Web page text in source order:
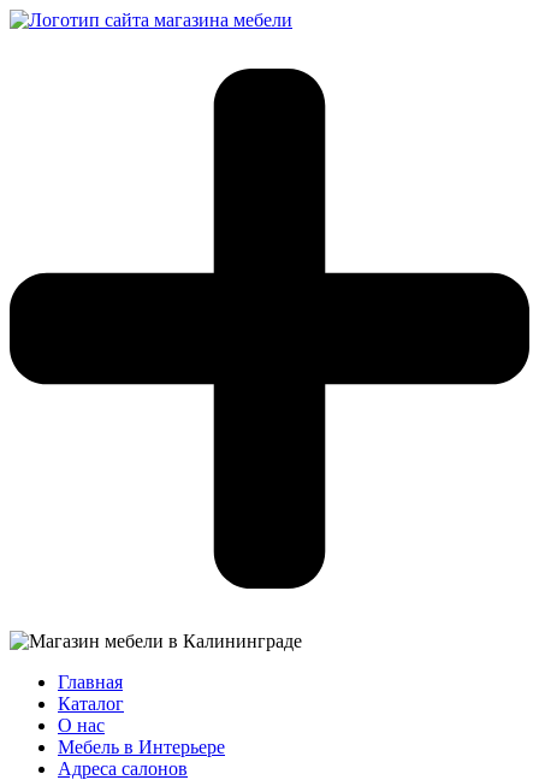
Перейти
Главная
Каталог
О нас
Мебель в Интерьере
Адреса салонов